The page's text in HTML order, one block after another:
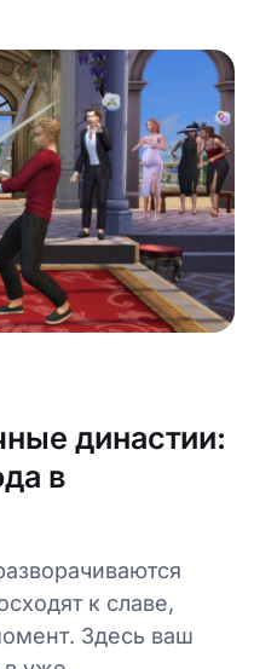
династии:
в
к славе,
Здесь ваш